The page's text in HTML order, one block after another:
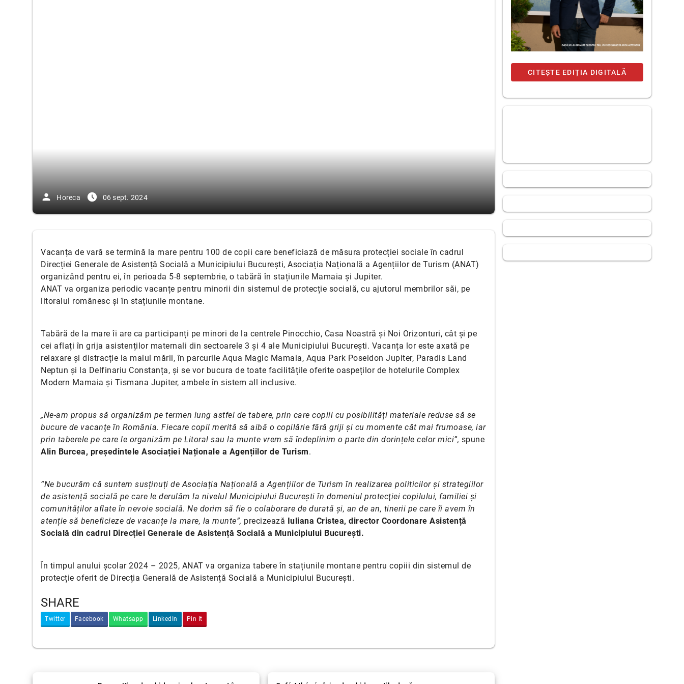
person Horeca access_time_filled 06 sept. 2024
Vacanța de vară se termină la mare pentru 100 de copii care beneficiază de măsura protecției sociale în cadrul
Direcției Generale de Asistență Socială a Municipiului București, Asociația Națională a Agențiilor de Turism (ANAT)
organizând pentru ei, în perioada 5-8 septembrie, o tabără în stațiunile Mamaia și Jupiter.
ANAT va organiza periodic vacanțe pentru minorii din sistemul de protecție socială, cu ajutorul membrilor săi, pe
litoralul românesc și în stațiunile montane.
Tabără de la mare îi are ca participanți pe minori de la centrele Pinocchio, Casa Noastră și Noi Orizonturi, cât și pe
cei aflați în grija asistenților maternali din sectoarele 3 și 4 ale Municipiului București. Vacanța lor este axată pe
relaxare și distracție la malul mării, în parcurile Aqua Magic Mamaia, Aqua Park Poseidon Jupiter, Paradis Land
Neptun și la Delfinariu Constanța, și se vor bucura de toate facilitățile oferite oaspeților de hotelurile Complex
Modern Mamaia și Tismana Jupiter, ambele în sistem all inclusive.
„Ne-am propus să organizăm pe termen lung astfel de tabere, prin care copiii cu posibilități materiale reduse să se
bucure de vacanţe în România. Fiecare copil merită să aibă o copilărie fără griji și cu momente cât mai frumoase, iar
prin taberele pe care le organizăm pe Litoral sau la munte vrem să îndeplinim o parte din dorințele celor mici”, spune
Alin Burcea, președintele Asociației Naționale a Agențiilor de Turism.
“Ne bucurăm că suntem susținuți de Asociația Națională a Agențiilor de Turism în realizarea politicilor şi strategiilor
de asistență socială pe care le derulăm la nivelul Municipiului București în domeniul protecţiei copilului, familiei și
comunităților aflate în nevoie socială. Ne dorim să fie o colaborare de durată și, an de an, tinerii pe care îi avem în
atenție să beneficieze de vacanțe la mare, la munte”, precizează Iuliana Cristea, director Coordonare Asistență
Socială din cadrul Direcției Generale de Asistență Socială a Municipiului București.
În timpul anului școlar 2024 – 2025, ANAT va organiza tabere în stațiunile montane pentru copiii din sistemul de
protecție oferit de Direcția Generală de Asistență Socială a Municipiului București.
SHARE
Twitter Facebook Whatsapp LinkedIn Pin It
CITEȘTE EDIȚIA DIGITALĂ